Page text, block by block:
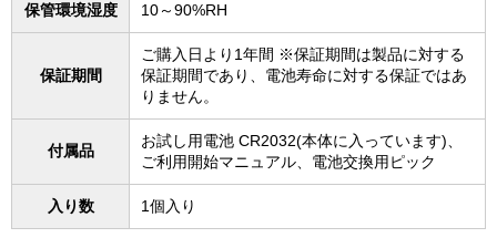
保管環境湿度 10～90%RH
保証期間
ご購入日より1年間 ※保証期間は製品に対する
保証期間であり、電池寿命に対する保証ではあ
りません。
付属品
お試し用電池 CR2032(本体に入っています)、
ご利用開始マニュアル、電池交換用ピック
入り数 1個入り